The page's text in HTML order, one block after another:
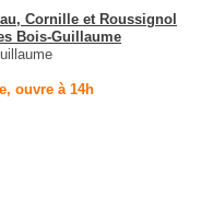
Cornille et Roussignol
Bois-Guillaume
ouvre à 14h